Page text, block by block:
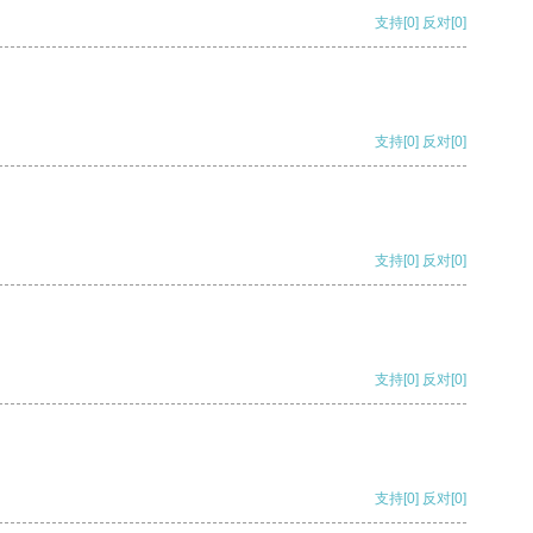
支持[0] 反对[0]
支持[0] 反对[0]
支持[0] 反对[0]
支持[0] 反对[0]
支持[0] 反对[0]